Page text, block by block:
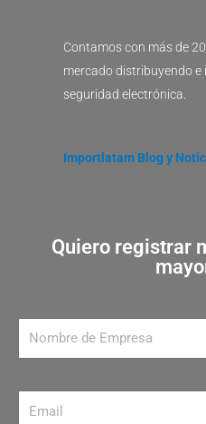
Contamos con más de
mercado distribuyendo
seguridad electrónica.
Importlatam Blog y
Quiero registrar